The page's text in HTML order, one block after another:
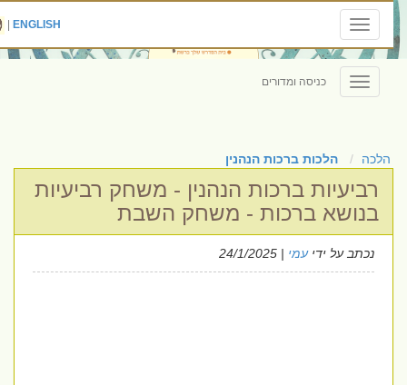
Toggle
navigation
ENGLISH
|
Toggle
navigation
כניסה ומדורים
הלכה הלכות ברכות הנהנין
רביעיות ברכות הנהנין - משחק רביעיות
בנושא ברכות - משחק השבת
נכתב על ידיעמי| 24/1/2025